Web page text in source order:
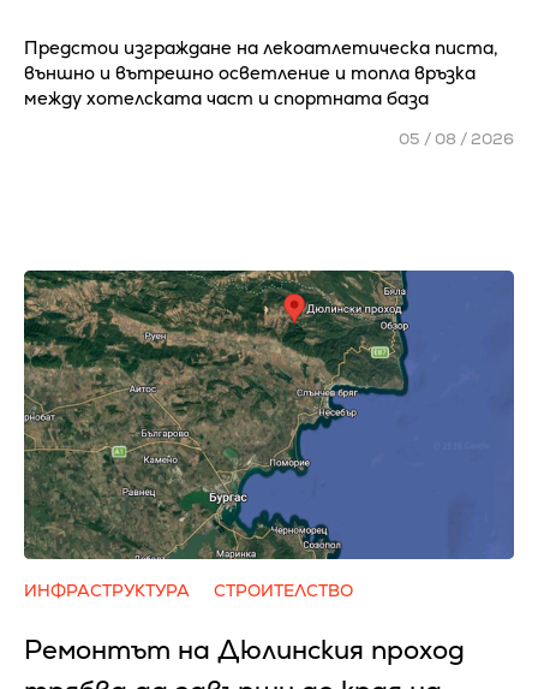
Предстои изграждане на лекоатлетическа писта,
външно и вътрешно осветление и топла връзка
между хотелската част и спортната база
05 / 08 / 2026
ИНФРАСТРУКТУРА СТРОИТЕЛСТВО
Ремонтът на Дюлинския проход